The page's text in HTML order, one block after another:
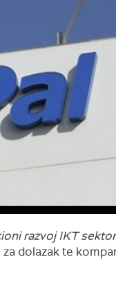
razvoj IKT
dolazak te